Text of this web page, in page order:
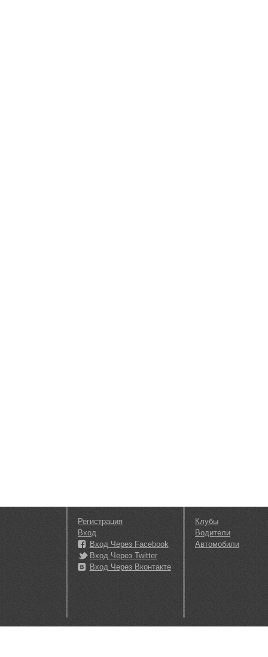
Регистрация
Вход
Вход Через Facebook
Вход Через Twitter
Вход Через Вконтакте
Клубы
Водители
Автомобили